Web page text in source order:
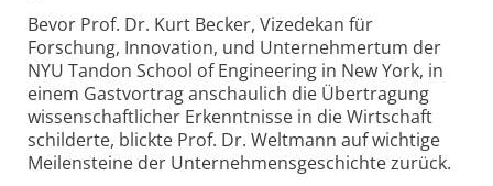
Bevor Prof. Dr. Kurt Becker, Vizedekan für
Forschung, Innovation, und Unter­nehmer­tum der
NYU Tandon School of Engineering in New York, in
einem Gastvortrag anschaulich die Übertragung
wissen­schaft­licher Erkennt­nisse in die Wirtschaft
schilderte, blickte Prof. Dr. Weltmann auf wichtige
Meilensteine der Unter­nehmens­geschichte zurück.